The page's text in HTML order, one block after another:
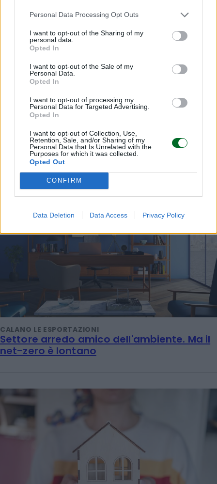
Personal Data Processing Opt Outs
I want to opt-out of the Sharing of my
personal data.
Opted In
I want to opt-out of the Sale of my
Personal Data.
Opted In
I want to opt-out of processing my
Personal Data for Targeted Advertising.
Opted In
I want to opt-out of Collection, Use,
Retention, Sale, and/or Sharing of my
Personal Data that Is Unrelated with the
Purposes for which it was collected.
Opted Out
CONFIRM
Data Deletion Data Access Privacy Policy
TUTTI I NUMERI DEL REPORT
Design: Italia prima in Europa, oltre 63mila
occupati
CALANO LE ESPORTAZIONI
Settore arredo amico dell'ambiente. Ma il
net-zero è lontano